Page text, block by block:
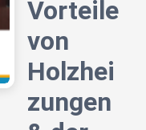
Vorteile
von
Holzhei
zungen